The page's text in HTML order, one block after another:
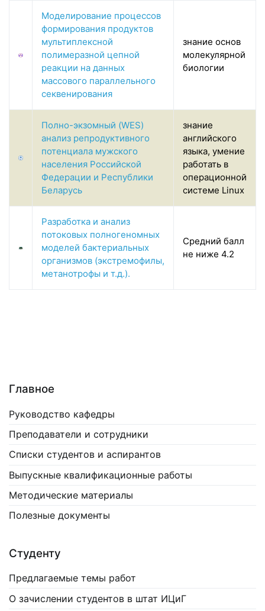
Моделирование процессов
формирования продуктов
мультиплексной
полимеразной цепной
реакции на данных
массового параллельного
секвенирования
знание основ
молекулярной
биологии
Полно-экзомный (WES)
анализ репродуктивного
потенциала мужского
населения Российской
Федерации и Республики
Беларусь
знание
английского
языка, умение
работать в
операционной
системе Linux
Разработка и анализ
потоковых полногеномных
моделей бактериальных
организмов (экстремофилы,
метанотрофы и т.д.).
Средний балл
не ниже 4.2
Главное
Руководство кафедры
Преподаватели и сотрудники
Списки студентов и аспирантов
Выпускные квалификационные работы
Методические материалы
Полезные документы
Студенту
Предлагаемые темы работ
О зачислении студентов в штат ИЦиГ